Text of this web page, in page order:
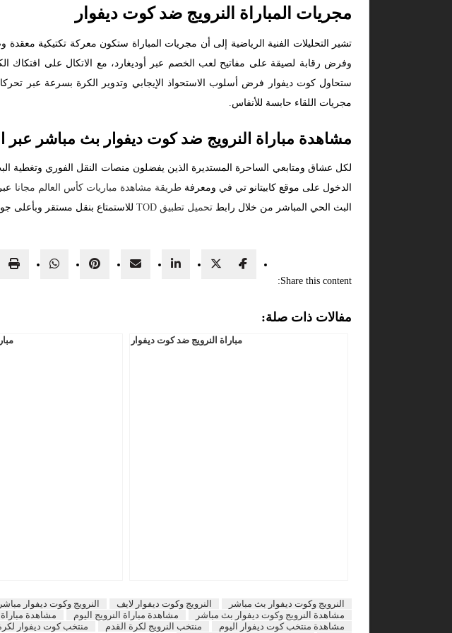
مجريات المباراة النرويج ضد كوت ديفوار
تشير التحليلات الفنية الرياضية إلى أن مجريات المباراة ستكون معركة تكتيكية
وفرض رقابة لصيقة على مفاتيح لعب الخصم عبر أوديغارد، مع الاتكال على افتكاك
ستحاول كوت ديفوار فرض أسلوب الاستحواذ الإيجابي وتدوير الكرة بسرعة عبر
مجريات اللقاء حابسة للأنفاس.
مشاهدة مباراة النرويج ضد كوت ديفوار بث مباشر عبر
لكل عشاق ومتابعي الساحرة المستديرة الذين يفضلون منصات النقل الفوري وتغطية
الدخول على موقع كابيتانو تي في ومعرفةطريقة مشاهدة مباريات كأس العالم مجانا
البث الحي المباشر من خلال رابط تحميل تطبيق TOD للاستمتاع بنقل مستقر وبأعلى
Share this content:
مفالات ذات صلة:
مباراة النرويج ضد كوت ديفوار
النرويج وكوت ديفوار بث مباشر النرويج وكوت ديفوار لايف النرويج وكوت ديفوار مباشر
مشاهدة النرويج وكوت ديفوار بث مباشر
مشاهدة مباراة النرويج اليوم مشاهدة
مشاهدة منتخب كوت ديفوار اليوم
منتخب النرويج لكرة القدم منتخب كوت ديفوار